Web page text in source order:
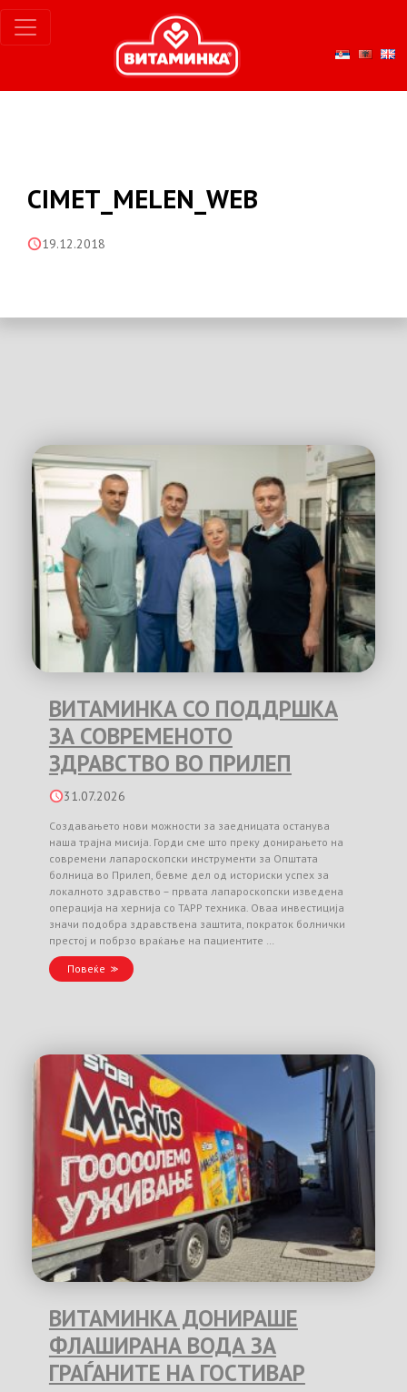
CIMET_MELEN_WEB
19.12.2018
ВИТАМИНКА СО ПОДДРШКА
ЗА СОВРЕМЕНОТО
ЗДРАВСТВО ВО ПРИЛЕП
31.07.2026
Создавањето нови можности за заедницата останува
наша трајна мисија. Горди сме што преку донирањето на
современи лапароскопски инструменти за Општата
болница во Прилеп, бевме дел од историски успех за
локалното здравство – првата лапароскопски изведена
операција на хернија со TAPP техника. Оваа инвестиција
значи подобра здравствена заштита, пократок болнички
престој и побрзо враќање на пациентите …
Повеќе
ВИТАМИНКА ДОНИРАШЕ
ФЛАШИРАНА ВОДА ЗА
ГРАЃАНИТЕ НА ГОСТИВАР